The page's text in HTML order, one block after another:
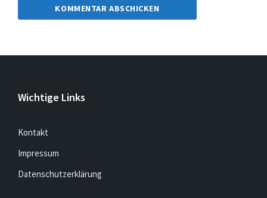
Wichtige Links
Kontakt
Impressum
Datenschutzerklärung